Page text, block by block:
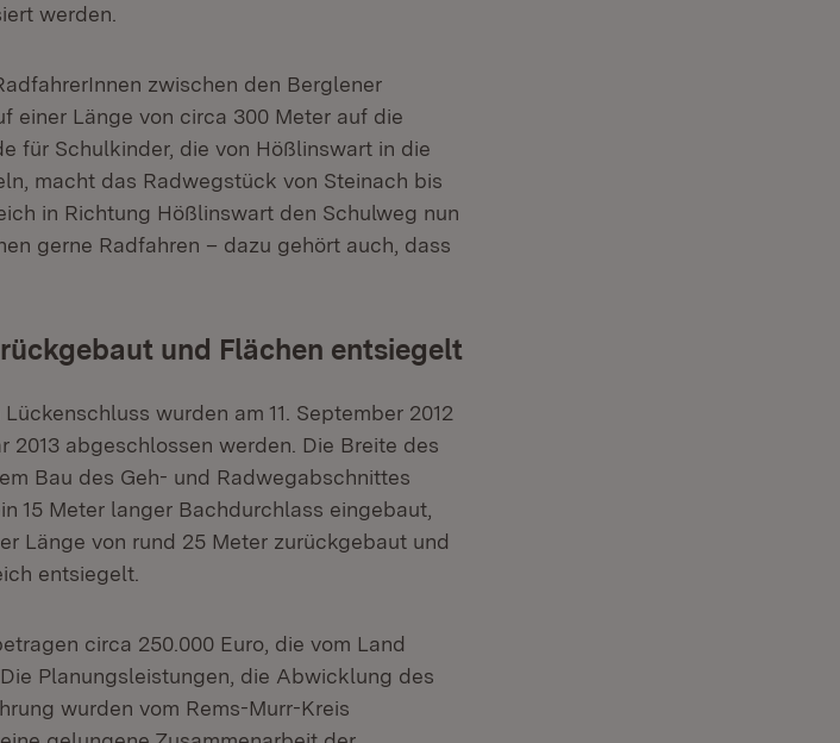
werden.
zwischen den Berglener
einer Länge von circa 300 Meter auf die
für Schulkinder, die von Hößlinswart in die
macht das Radwegstück von Steinach bis
in Richtung Hößlinswart den Schulweg nun
gerne Radfahren – dazu gehört auch, dass
und Flächen entsiegelt
wurden am 11. September 2012
2013 abgeschlossen werden. Die Breite des
Bau des Geh- und Radwegabschnittes
15 Meter langer Bachdurchlass eingebaut,
Länge von rund 25 Meter zurückgebaut und
entsiegelt.
circa 250.000 Euro, die vom Land
Planungsleistungen, die Abwicklung des
wurden vom Rems-Murr-Kreis